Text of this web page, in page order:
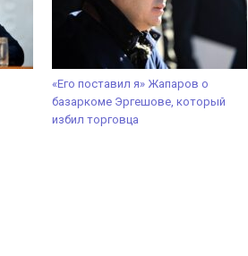
«Его поставил я» Жапаров о
базаркоме Эргешове, который
избил торговца